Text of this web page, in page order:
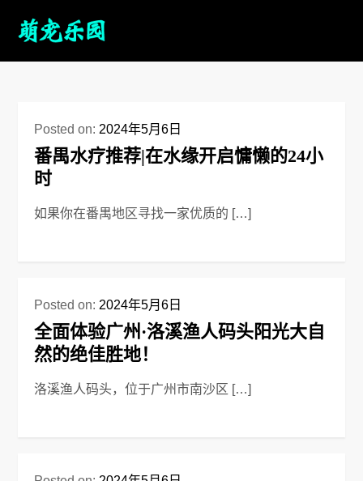
Posted on: 2024年5月6日
番禺水疗推荐|在水缘开启慵懒的24小
时
如果你在番禺地区寻找一家优质的 […]
Posted on: 2024年5月6日
全面体验广州·洛溪渔人码头阳光大自
然的绝佳胜地！
洛溪渔人码头，位于广州市南沙区 […]